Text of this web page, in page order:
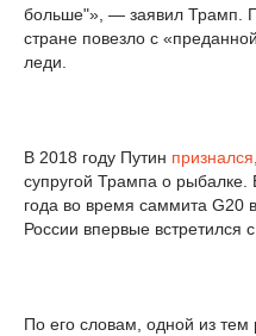
больше"», — заявил Трамп.
стране повезло с
леди.
В 2018 году Путин признался
супругой Трампа о рыбалке.
года во время саммита G20
России впервые встретился
По его словам, одной из тем